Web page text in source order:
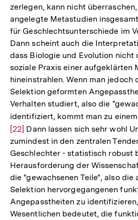
zerlegen, kann nicht
angelegte Metastudien
für Geschlechtsunterschiede im
Dann scheint auch die
dass Biologie und Evolution nicht
soziale Praxis einer aufgeklärten
hineinstrahlen. Wenn man jedoch
Selektion geformten
Verhalten studiert, also die
identifiziert, kommt man zu
[22] Dann lassen sich sehr wohl
zumindest in den zentralen
Geschlechter - statistisch robust
Herausforderung der
die "gewachsenen Teile", also die
Selektion hervorgegangenen
Angepasstheiten zu
Wesentlichen bedeutet, die